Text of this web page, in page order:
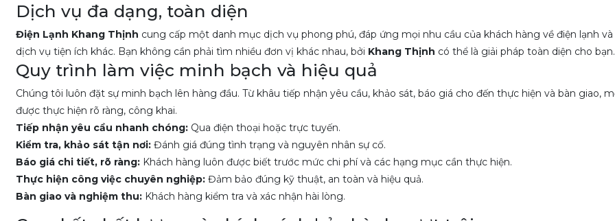
Dịch vụ đa dạng, toàn diện
Điện Lạnh Khang Thịnh cung cấp một danh mục dịch vụ phong phú, đáp ứng mọi nhu cầu của khách hàng về điện lạnh
dịch vụ tiện ích khác. Bạn không cần phải tìm nhiều đơn vị khác nhau, bởi Khang Thịnh có thể là giải pháp toàn diện cho bạn.
Quy trình làm việc minh bạch và hiệu quả
Chúng tôi luôn đặt sự minh bạch lên hàng đầu. Từ khâu tiếp nhận yêu cầu, khảo sát, báo giá cho đến thực hiện và bàn giao,
được thực hiện rõ ràng, công khai.
Tiếp nhận yêu cầu nhanh chóng:Qua điện thoại hoặc trực tuyến.
Kiểm tra, khảo sát tận nơi:Đánh giá đúng tình trạng và nguyên nhân sự cố.
Báo giá chi tiết, rõ ràng:Khách hàng luôn được biết trước mức chi phí và các hạng mục cần thực hiện.
Thực hiện công việc chuyên nghiệp:Đảm bảo đúng kỹ thuật, an toàn và hiệu quả.
Bàn giao và nghiệm thu:Khách hàng kiểm tra và xác nhận hài lòng.